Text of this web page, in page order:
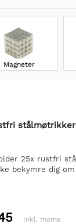
Magneter
25x rustfri
bekymre dig
Inkl. moms